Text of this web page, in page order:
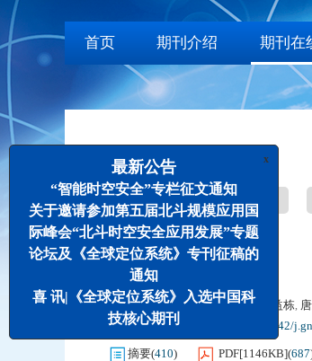
首页 期刊介绍 期刊在
全部 1个月内 半年内
两年内用户统计排行(不含本月)
雾定位及其应用研究
施闯,辜声峰 景贵飞 ,耿江辉 楼益栋,
2019, 44(5): 1-9.
DOI:10.13442/
摘要(410) PDF[1146KB](687
x
最新公告
“智能时空安全”专栏征文通知
关于邀请参加第五届北斗规模应用国
际峰会“北斗时空安全应用发展”专题
论坛及《全球定位系统》专刊征稿的
通知
喜 讯|《全球定位系统》入选中国科
技核心期刊